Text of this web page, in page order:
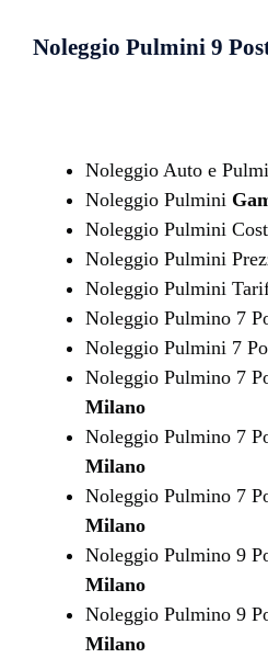
Noleggio Pulmini 9
Noleggio Auto e
Noleggio Pulmini
Noleggio Pulmini
Noleggio Pulmini
Noleggio Pulmini
Noleggio Pulmino 7
Noleggio Pulmini 7
Noleggio Pulmino 7
Milano
Noleggio Pulmino 7
Milano
Noleggio Pulmino 7
Milano
Noleggio Pulmino 9
Milano
Noleggio Pulmino 9
Milano